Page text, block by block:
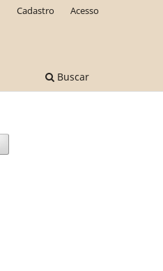
Buscar
Cadastro Acesso